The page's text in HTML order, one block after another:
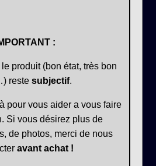
:
le produit (bon état, très bon
reste subjectif.
pour vous aider a vous faire
Si vous désirez plus de
de photos, merci de nous
avant achat !